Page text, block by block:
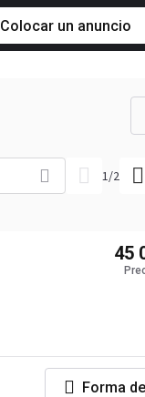
Colocar un anuncio
1/2
45
Forma